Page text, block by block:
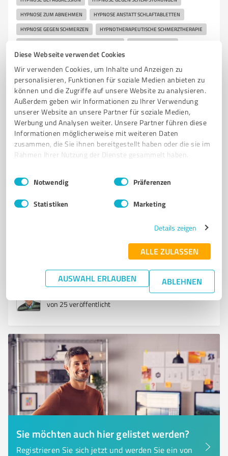
Diese Webseite verwendet Cookies
Wir verwenden Cookies, um Inhalte und Anzeigen zu
personalisieren, Funktionen für soziale Medien anbieten zu
können und die Zugriffe auf unsere Website zu analysieren.
Außerdem geben wir Informationen zu Ihrer Verwendung
unserer Website an unsere Partner für soziale Medien,
Werbung und Analysen weiter. Unsere Partner führen diese
Informationen möglicherweise mit weiteren Daten
zusammen, die Sie ihnen bereitgestellt haben oder die sie im
Rahmen Ihrer Nutzung der Dienste gesammelt haben.
Impressum Datenschutzbestimmungen
Einwilligungsauswahl
Notwendig Präferenzen
Statistiken Marketing
Details zeigen
ALLE ZULASSEN
AUSWAHL ERLAUBEN ABLEHNEN
HYPNOSE ZUM ABNEHMEN HYPNOSE ANSTATT SCHLAFTABLETTEN
HYPNOSE GEGEN SCHMERZEN HYPNOTHERAPEUTISCHE SCHMERZTHERAPIE
FLUGANGST KONZENTRATIONSSTÖRUNGEN
HYPNOSE PANIKATTACKEN HYPNOSE BEI ANGSSTÖRUNG
GEWICHTSREDUKTION PRÜFUNGSÄNGSTE PAARTHERAPIE
HYPNOSE GIESSEN HYPNOTHERAPEUT BAD HOMBURG
HYPNOTHERAPEUT GIESSEN HYPNOTHERAPEUT TAUNUS
BEHANDLUNG VON STRESS-SYMPTOMEN
PANIKATTACKEN BEIM AUTOFAHREN
SPRECHANGST THERAPIE MIT HYPNOSE FREI SPRECHEN MIT HYPNOSE
von 25 veröffentlicht
Sie möchten auch hier gelistet werden?
Registrieren Sie sich jetzt und werden Sie ein von